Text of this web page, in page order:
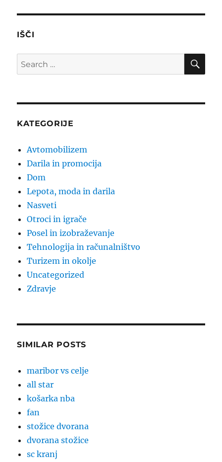
IŠČI
Search
for:
KATEGORIJE
Avtomobilizem
Darila in promocija
Dom
Lepota, moda in darila
Nasveti
Otroci in igrače
Posel in izobraževanje
Tehnologija in računalništvo
Turizem in okolje
Uncategorized
Zdravje
SIMILAR POSTS
maribor vs celje
all star
košarka nba
fan
stožice dvorana
dvorana stožice
sc kranj